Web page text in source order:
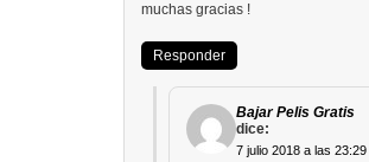
muchas gracias !
Responder
Bajar Pelis Gratis
dice:
7 julio 2018 a las 23:29